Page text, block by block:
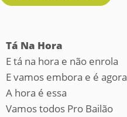
Tá Na Hora
E tá na hora e não enrola
E vamos embora e é agora
A hora é essa
Vamos todos Pro Bailão